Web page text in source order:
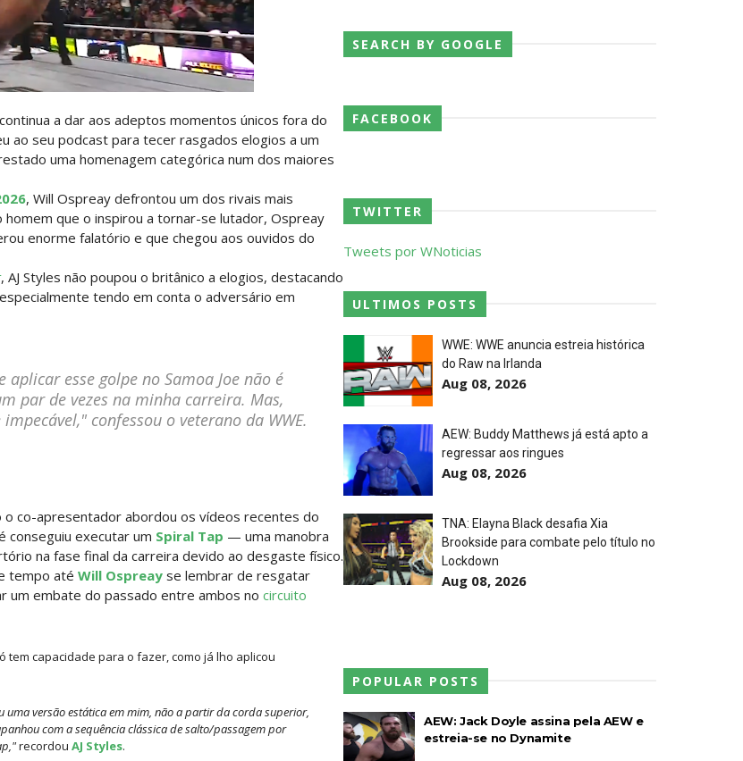
2002 - Undisputed WWE Championship Match
Butcher vs. Samoa Joe”
SummerSlam 1991 - Intercontinental Championship Match
a dar aos adeptos momentos únicos fora do
ao seu podcast para tecer rasgados elogios a um
uma homenagem categórica num dos maiores
, Will Ospreay defrontou um dos rivais mais
homem que o inspirou a tornar-se lutador, Ospreay
enorme falatório e que chegou aos ouvidos do
, AJ Styles não poupou o britânico a elogios, destacando
tendo em conta o adversário em
aplicar esse golpe no Samoa Joe não é
par de vezes na minha carreira. Mas,
confessou o veterano da WWE.
co-apresentador abordou os vídeos recentes do
conseguiu executar um Spiral Tap — uma manobra
na fase final da carreira devido ao desgaste físico.
tempo até Will Ospreay se lembrar de resgatar
um embate do passado entre ambos no circuito
tem capacidade para o fazer, como já lho aplicou
uma versão estática em mim, não a partir da corda superior,
com a sequência clássica de salto/passagem por
recordou AJ Styles.
SEARCH BY GOOGLE
FACEBOOK
TWITTER
Tweets por WNoticias
ULTIMOS POSTS
WWE: WWE anuncia estreia histórica
do Raw na Irlanda
Aug 08, 2026
AEW: Buddy Matthews já está apto a
regressar aos ringues
Aug 08, 2026
TNA: Elayna Black desafia Xia
Brookside para combate pelo título no
Lockdown
Aug 08, 2026
POPULAR POSTS
AEW: Jack Doyle assina pela AEW e
estreia-se no Dynamite